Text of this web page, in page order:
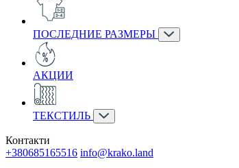
ПОСЛЕДНИЕ РАЗМЕРЫ
АКЦИИ
ТЕКСТИЛЬ
Контакти
+380685165516 info@krako.land